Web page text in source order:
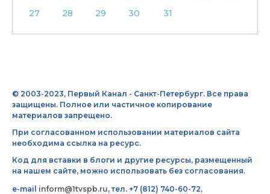
27
28 29 30 31
© 2003-2023, Первый Канал - Санкт-Петербург. Все права
защищены. Полное или частичное копирование
материалов запрещено.
При согласованном использовании материалов сайта
необходима ссылка на ресурс.
Код для вставки в блоги и другие ресурсы, размещенный
на нашем сайте, можно использовать без согласования.
e-mail inform@1tvspb.ru, тел. +7 (812) 740-60-72,